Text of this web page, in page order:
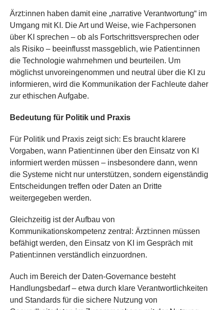
Ärzt:innen haben damit eine „narrative Verantwortung“ im
Umgang mit KI. Die Art und Weise, wie Fachpersonen
über KI sprechen – ob als Fortschrittsversprechen oder
als Risiko – beeinflusst massgeblich, wie Patient:innen
die Technologie wahrnehmen und beurteilen. Um
möglichst unvoreingenommen und neutral über die KI zu
informieren, wird die Kommunikation der Fachleute daher
zur ethischen Aufgabe.
Bedeutung für Politik und Praxis
Für Politik und Praxis zeigt sich: Es braucht klarere
Vorgaben, wann Patient:innen über den Einsatz von KI
informiert werden müssen – insbesondere dann, wenn
die Systeme nicht nur unterstützen, sondern eigenständig
Entscheidungen treffen oder Daten an Dritte
weitergegeben werden.
Gleichzeitig ist der Aufbau von
Kommunikationskompetenz zentral: Ärzt:innen müssen
befähigt werden, den Einsatz von KI im Gespräch mit
Patient:innen verständlich einzuordnen.
Auch im Bereich der Daten-Governance besteht
Handlungsbedarf – etwa durch klare Verantwortlichkeiten
und Standards für die sichere Nutzung von